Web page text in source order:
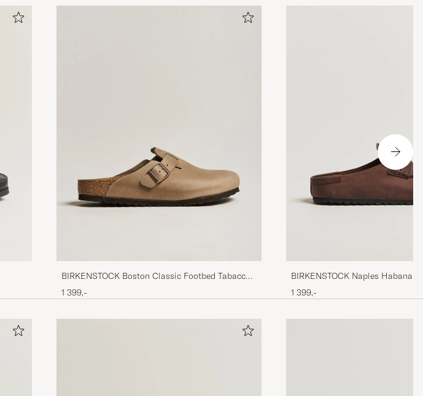
BIRKENSTOCK Boston Classic Footbed Tabacco
Oiled Leather
1 399,-
BIRKENSTOCK Naples Habana
1 399,-